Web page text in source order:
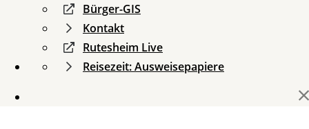
Bürger-GIS
Kontakt
Rutesheim Live
Reisezeit: Ausweisepapiere